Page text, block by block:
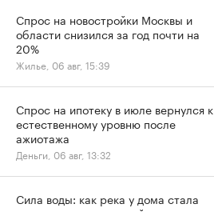
Спрос на новостройки Москвы и
области снизился за год почти на
20%
Жилье, 06 авг, 15:39
Спрос на ипотеку в июле вернулся к
естественному уровню после
ажиотажа
Деньги, 06 авг, 13:32
Сила воды: как река у дома стала